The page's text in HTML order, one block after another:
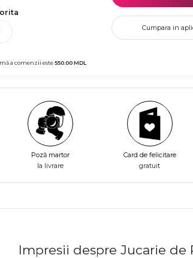
a comenzii este550.00MDL
Cumpara in
Poză martor
la livrare
Card de felicitare
gratuit
Impresii despre Jucarie de